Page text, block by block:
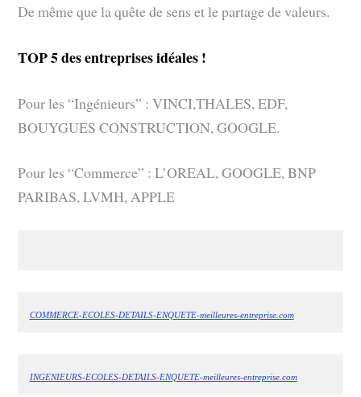
De même que la quête de sens et le partage de valeurs.
TOP 5 des entreprises idéales !
Pour les “Ingénieurs” : VINCI,THALES, EDF,
BOUYGUES CONSTRUCTION, GOOGLE.
Pour les “Commerce” : L’OREAL, GOOGLE, BNP
PARIBAS, LVMH, APPLE
COMMERCE-ECOLES-DETAILS-ENQUETE-meilleures-entreprise.com
INGENIEURS-ECOLES-DETAILS-ENQUETE-meilleures-entreprise.com